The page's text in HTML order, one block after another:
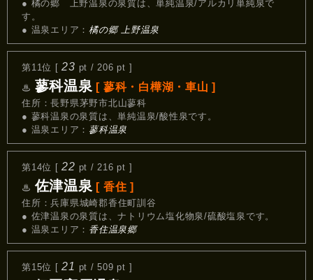
● 橘の郷 上野温泉の泉質は、単純温泉/アルカリ単純泉で
す。
● 温泉エリア： 橘の郷 上野温泉
第11位 [23 pt / 206 pt ]
♨ 蓼科温泉 [ 蓼科・白樺湖・車山 ]
住所：長野県茅野市北山蓼科
● 蓼科温泉の泉質は、単純温泉/酸性泉です。
● 温泉エリア： 蓼科温泉
第14位 [22 pt / 216 pt ]
♨佐津温泉 [ 香住 ]
住所：兵庫県城崎郡香住町訓谷
● 佐津温泉の泉質は、ナトリウム塩化物泉/硫酸塩泉です。
● 温泉エリア： 香住温泉郷
第15位 [21 pt / 509 pt ]